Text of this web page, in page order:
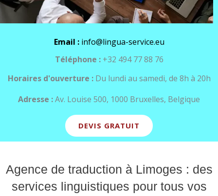
Email : info@lingua-service.eu
Téléphone :+32 494 77 88 76
Horaires d'ouverture : Du lundi au samedi, de 8h à 20h
Adresse :Av. Louise 500, 1000 Bruxelles, Belgique
DEVIS GRATUIT
Agence de traduction à Limoges : des
services linguistiques pour tous vos